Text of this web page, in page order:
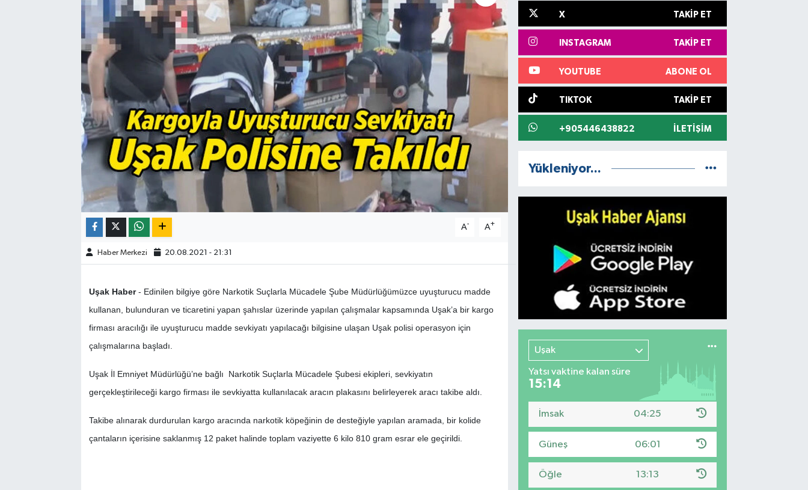
A- A+
Haber Merkezi 20.08.2021 - 21:31
Uşak Haber- Edinilen bilgiye göre Narkotik Suçlarla Mücadele Şube Müdürlüğümüzce uyuşturucu madde
kullanan, bulunduran ve ticaretini yapan şahıslar üzerinde yapılan çalışmalar kapsamında Uşak’a bir kargo
firması aracılığı ile uyuşturucu madde sevkiyatı yapılacağı bilgisine ulaşan Uşak polisi operasyon için
çalışmalarına başladı.
Uşak İl Emniyet Müdürlüğü’ne bağlı Narkotik Suçlarla Mücadele Şubesi ekipleri, sevkiyatın
gerçekleştirileceği kargo firması ile sevkiyatta kullanılacak aracın plakasını belirleyerek aracı takibe aldı.
Takibe alınarak durdurulan kargo aracında narkotik köpeğinin de desteğiyle yapılan aramada, bir kolide
çantaların içerisine saklanmış 12 paket halinde toplam vaziyette 6 kilo 810 gram esrar ele geçirildi.
X TAKIP ET
INSTAGRAM TAKIP ET
YOUTUBE ABONE OL
TIKTOK TAKIP ET
+905446438822 İLETIŞIM
Yükleniyor...
Uşak
Yatsı vaktine kalan süre
15:13
İmsak 04:25
Güneş 06:01
Öğle 13:13
HABERDE İNSAN
BİLİM VE TEKNOLOJİ
KAMPANYALAR
KÜLTÜR-SANAT
ÖZEL HABER